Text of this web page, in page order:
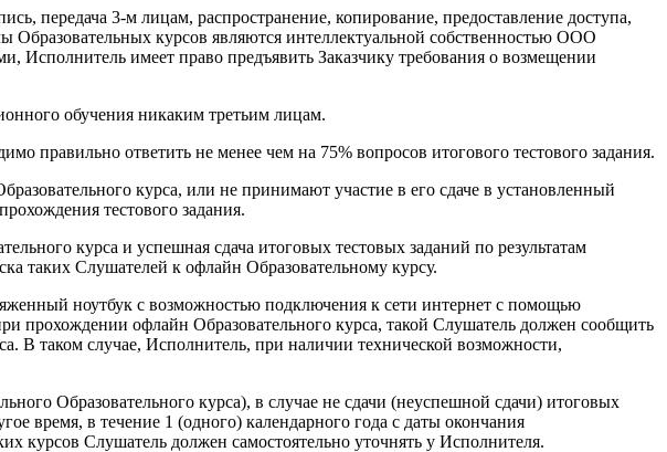
передача 3-м лицам, распространение, копирование, предоставление доступа,
курсов являются интеллектуальной собственностью ООО
Исполнитель имеет право предъявить Заказчику требования о возмещении
обучения никаким третьим лицам.
правильно ответить не менее чем на 75% вопросов итогового тестового задания.
курса, или не принимают участие в его сдаче в установленный
тестового задания.
курса и успешная сдача итоговых тестовых заданий по результатам
таких Слушателей к офлайн Образовательному курсу.
ноутбук с возможностью подключения к сети интернет с помощью
прохождении офлайн Образовательного курса, такой Слушатель должен сообщить
В таком случае, Исполнитель, при наличии технической возможности,
Образовательного курса), в случае не сдачи (неуспешной сдачи) итоговых
время, в течение 1 (одного) календарного года с даты окончания
курсов Слушатель должен самостоятельно уточнять у Исполнителя.